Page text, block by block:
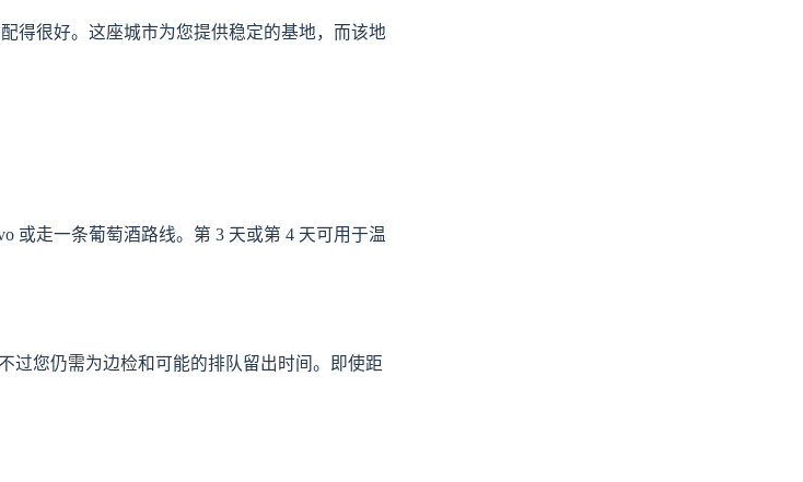
得很好。这座城市为您提供稳定的基地，而该地
或走一条葡萄酒路线。第 3 天或第 4 天可用于温
过您仍需为边检和可能的排队留出时间。即使距